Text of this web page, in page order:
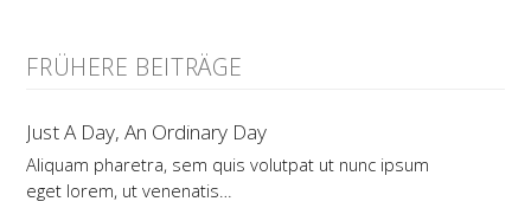
FRÜHERE BEITRÄGE
Just A Day, An Ordinary Day
Aliquam pharetra, sem quis volutpat ut nunc ipsum
eget lorem, ut venenatis…